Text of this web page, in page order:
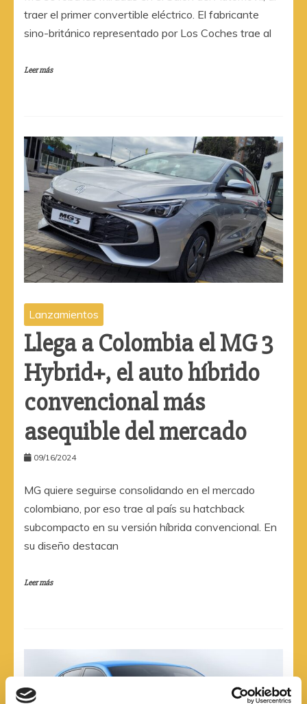
traer el primer convertible eléctrico. El fabricante
sino-británico representado por Los Coches trae al
Leer más
Lanzamientos
Llega a Colombia el MG 3
Hybrid+, el auto híbrido
convencional más
asequible del mercado
09/16/2024
MG quiere seguirse consolidando en el mercado
colombiano, por eso trae al país su hatchback
subcompacto en su versión híbrida convencional. En
su diseño destacan
Leer más